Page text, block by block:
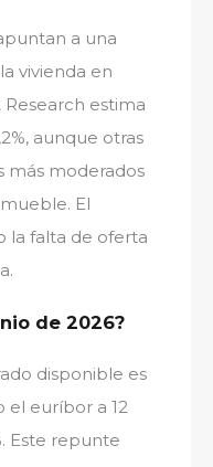
a una
vivienda en
Research estima
aunque otras
más moderados
El
la falta de oferta
de 2026?
disponible es
el euríbor a 12
Este repunte